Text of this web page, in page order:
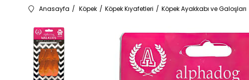
Anasayfa Köpek Köpek Kıyafetleri Köpek Ayakkabı ve Galoşları